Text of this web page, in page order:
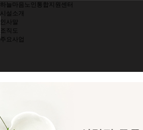
하늘마음노인통합지원센터
시설소개
인사말
조직도
주요사업